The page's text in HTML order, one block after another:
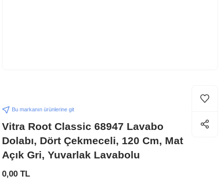
Bu markanın ürünlerine git
Vitra Root Classic 68947 Lavabo
Dolabı, Dört Çekmeceli, 120 Cm, Mat
Açık Gri, Yuvarlak Lavabolu
0,00 TL